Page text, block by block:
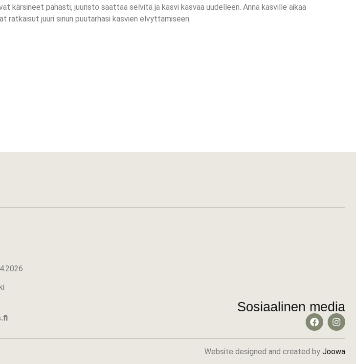
pahasti, juuristo saattaa selvitä ja kasvi kasvaa uudelleen. Anna kasville aikaa
ratkaisut juuri sinun puutarhasi kasvien elvyttämiseen.
Sosiaalinen media
Website designed and created by Joowa